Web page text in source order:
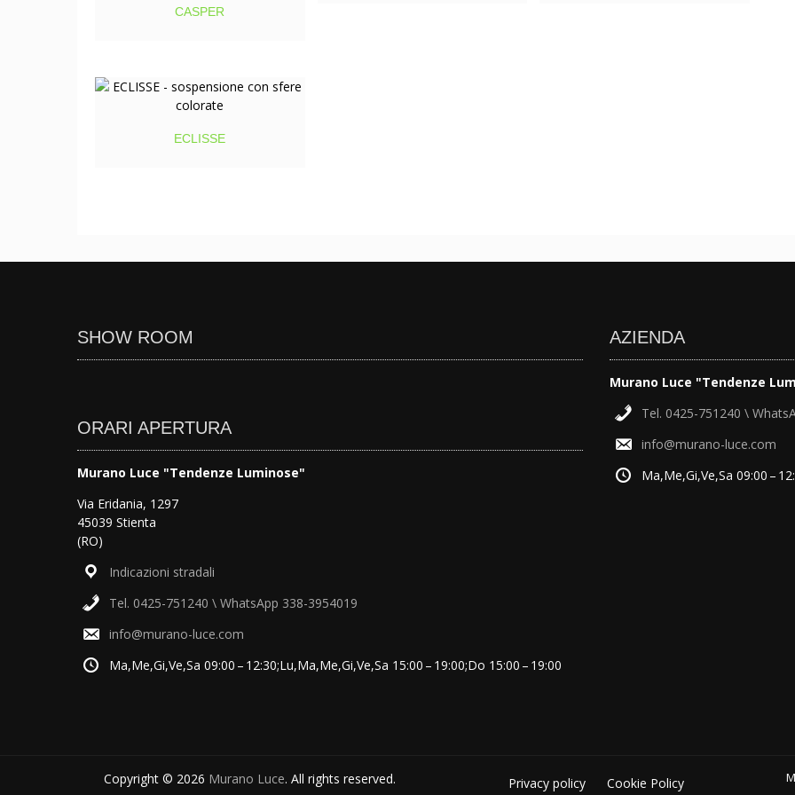
CASPER
ECLISSE
SHOW ROOM
ORARI APERTURA
Murano Luce "Tendenze Luminose"
Via Eridania, 1297
45039 Stienta
(RO)
Indicazioni stradali
Tel. 0425-751240 \ WhatsApp 338-3954019
info@murano-luce.com
Ma,Me,Gi,Ve,Sa 09:00 – 12:30;Lu,Ma,Me,Gi,Ve,Sa 15:00 – 19:00;Do 15:00 – 19:00
AZIENDA
Murano Luce "Tendenze
Tel. 0425-751240 \
info@murano-luce.com
Ma,Me,Gi,Ve,Sa 09:00 –
Copyright © 2026 Murano Luce. All rights reserved. Privacy policy Cookie Policy